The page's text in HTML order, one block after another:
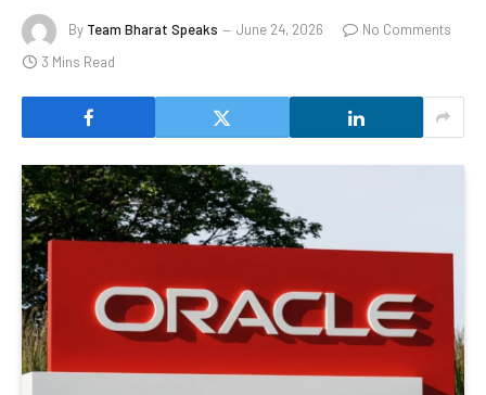
By Team Bharat Speaks June 24, 2026
No Comments
3 Mins Read